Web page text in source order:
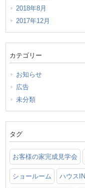
2018年8月
2017年12月
カテゴリー
お知らせ
広告
未分類
タグ
お客様の家完成見学会
ショールーム ハウス